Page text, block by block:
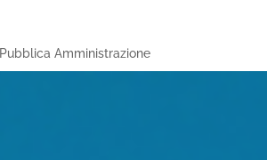
Pubblica Amministrazione